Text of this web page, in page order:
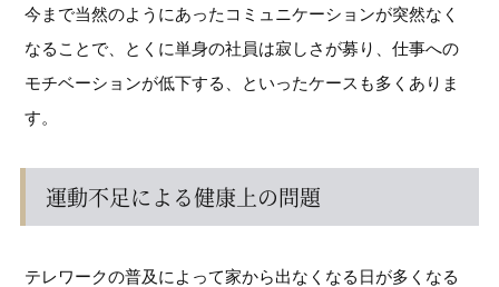
今まで当然のようにあったコミュニケーションが突然なく
なることで、とくに単身の社員は寂しさが募り、仕事への
モチベーションが低下する、といったケースも多くありま
す。
運動不足による健康上の問題
テレワークの普及によって家から出なくなる日が多くなる